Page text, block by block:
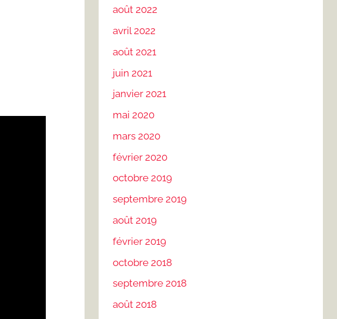
août 2022
avril 2022
août 2021
juin 2021
janvier 2021
mai 2020
mars 2020
février 2020
octobre 2019
septembre 2019
août 2019
février 2019
octobre 2018
septembre 2018
août 2018